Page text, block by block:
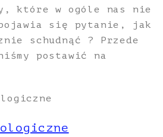
które w ogóle nas nie
się pytanie, jak
schudnąć ? Przede
postawić na